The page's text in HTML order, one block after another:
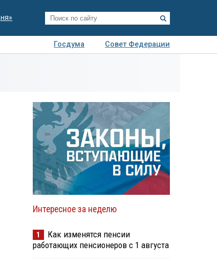
Госдума
Совет Федерации
Интересное за неделю
1
Как изменятся пенсии
работающих пенсионеров с 1 августа